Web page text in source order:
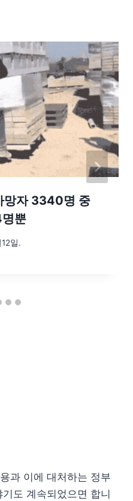
망자 3340명 중
명뿐
일.
과 이에 대처하는 정부
도 계속되었으면 합니